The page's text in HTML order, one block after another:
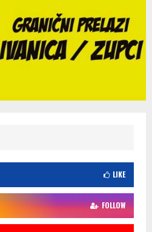
LIKE
FOLLOW